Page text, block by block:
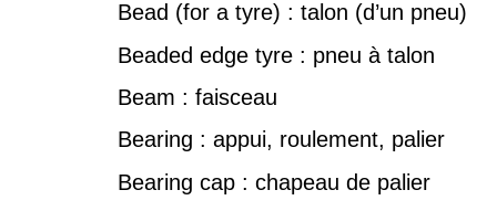
Bead (for a tyre) : talon (d’un pneu)
Beaded edge tyre : pneu à talon
Beam : faisceau
Bearing : appui, roulement, palier
Bearing cap : chapeau de palier